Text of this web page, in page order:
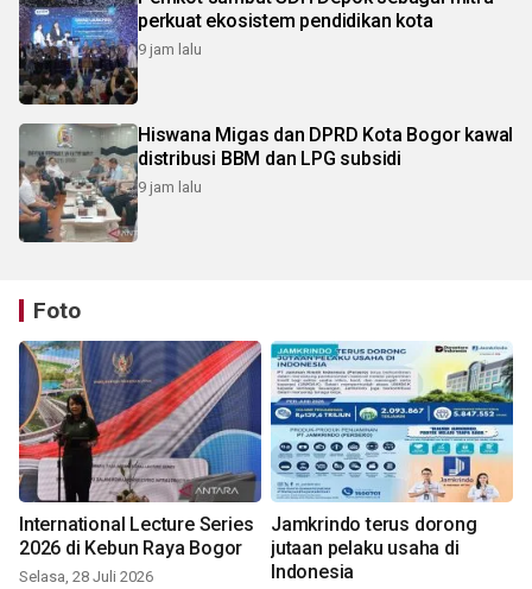
perkuat ekosistem pendidikan kota
9 jam lalu
Hiswana Migas dan DPRD Kota Bogor kawal
distribusi BBM dan LPG subsidi
9 jam lalu
Foto
International Lecture Series
2026 di Kebun Raya Bogor
Selasa, 28 Juli 2026
Jamkrindo terus dorong
jutaan pelaku usaha di
Indonesia